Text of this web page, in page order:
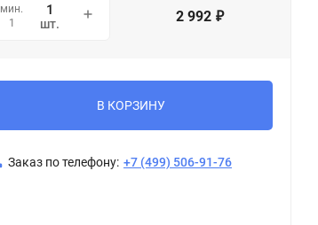
мин.
1
шт. 2 992 ₽
В КОРЗИНУ
Заказ по телефону: +7 (499) 506-91-76